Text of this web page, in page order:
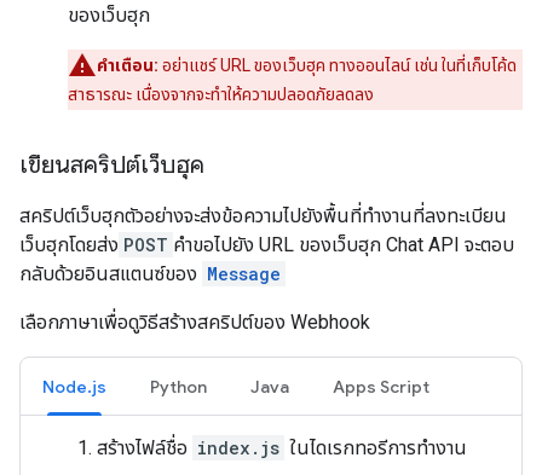
ของเว็บฮุก
คำเตือน: อย่าแชร์ URL ของเว็บฮุค ทางออนไลน์ เช่น ในที่เก็บโค้ด
สาธารณะ เนื่องจากจะทำให้ความปลอดภัยลดลง
เขียนสคริปต์เว็บฮุค
สคริปต์เว็บฮุกตัวอย่างจะส่งข้อความไปยังพื้นที่ทำงานที่ลงทะเบียน
เว็บฮุกโดยส่ง POST คำขอไปยัง URL ของเว็บฮุก Chat API จะตอบ
กลับด้วยอินสแตนซ์ของ Message
เลือกภาษาเพื่อดูวิธีสร้างสคริปต์ของ Webhook
Node.js Python Java Apps Script
สร้างไฟล์ชื่อ index.js ในไดเรกทอรีการทำงาน